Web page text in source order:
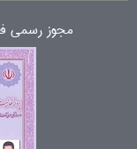
مجوز رسمی